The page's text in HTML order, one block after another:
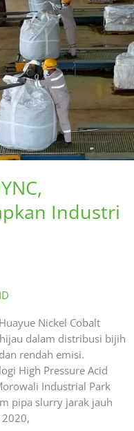
Industri
Nickel Cobalt
dalam distribusi bijih
rendah emisi.
High Pressure Acid
Industrial Park
pipa slurry jarak jauh